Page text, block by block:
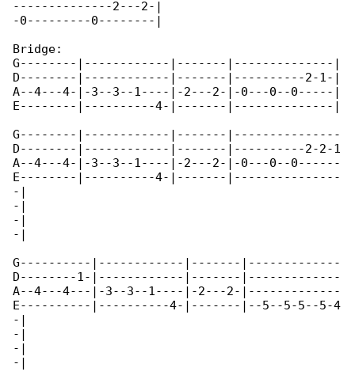
--------------2---2-|
-0---------0--------|
Bridge:
G--------|------------|-------|--------------|
D--------|------------|-------|----------2-1-|
A--4---4-|-3--3--1----|-2---2-|-0---0--0-----|
E--------|----------4-|-------|--------------|
G--------|------------|-------|---------------
D--------|------------|-------|----------2-2-1
A--4---4-|-3--3--1----|-2---2-|-0---0--0------
E--------|----------4-|-------|---------------
-|
-|
-|
-|
G----------|------------|-------|-------------
D--------1-|------------|-------|-------------
A--4---4---|-3--3--1----|-2---2-|-------------
E----------|----------4-|-------|--5--5-5--5-4
-|
-|
-|
-|